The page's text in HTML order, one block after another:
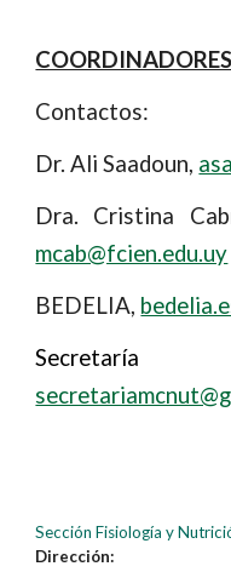
COORDINADORES
Contactos:
Dr. Ali Saadoun,
Dra. Cristina
mcab@fcien.edu.uy
BEDELIA,
Sección Fisiología y
Dirección: